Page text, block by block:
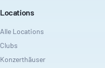
Locations
Alle Locations
Clubs
Konzerthäuser